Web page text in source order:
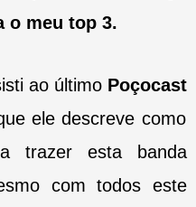
o meu top 3.
ao último Poçocast
ele descreve como
trazer esta banda
com todos este